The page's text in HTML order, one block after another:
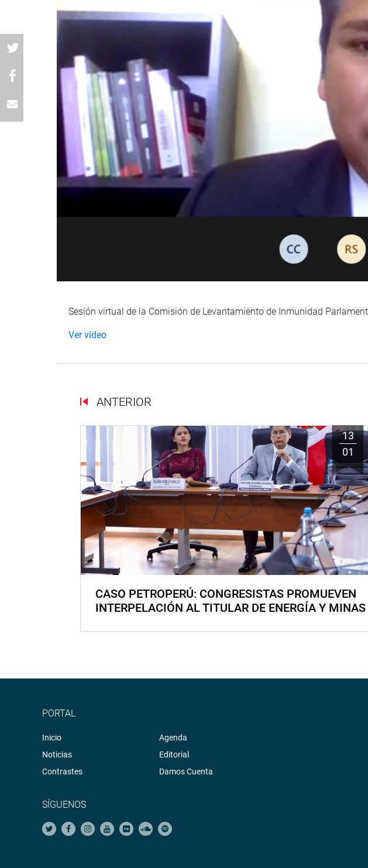
Sesión virtual de la Comisión de Levantamiento de Inmunidad
Ver vídeo
ANTERIOR
13
01
CASO PETROPERÚ: CONGRESISTAS PROMUEVEN
INTERPELACIÓN AL TITULAR DE ENERGÍA Y MINAS
PORTAL
Inicio
Noticias
Contrastes
Agenda
Editorial
Damos Cuenta
SÍGUENOS